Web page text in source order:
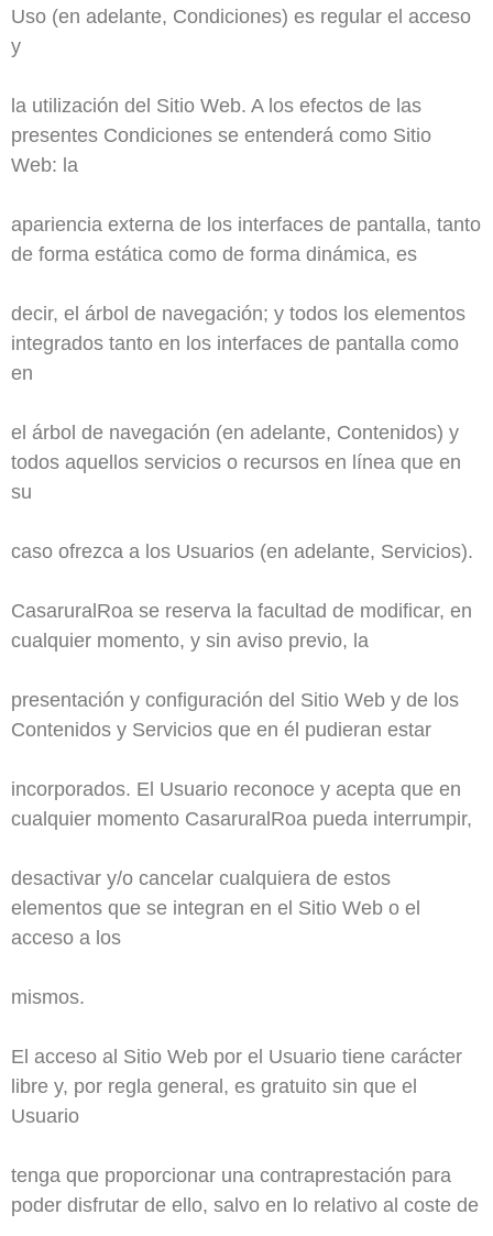
Uso (en adelante, Condiciones) es regular el acceso
y
la utilización del Sitio Web. A los efectos de las
presentes Condiciones se entenderá como Sitio
Web: la
apariencia externa de los interfaces de pantalla, tanto
de forma estática como de forma dinámica, es
decir, el árbol de navegación; y todos los elementos
integrados tanto en los interfaces de pantalla como
en
el árbol de navegación (en adelante, Contenidos) y
todos aquellos servicios o recursos en línea que en
su
caso ofrezca a los Usuarios (en adelante, Servicios).
CasaruralRoa se reserva la facultad de modificar, en
cualquier momento, y sin aviso previo, la
presentación y configuración del Sitio Web y de los
Contenidos y Servicios que en él pudieran estar
incorporados. El Usuario reconoce y acepta que en
cualquier momento CasaruralRoa pueda interrumpir,
desactivar y/o cancelar cualquiera de estos
elementos que se integran en el Sitio Web o el
acceso a los
mismos.
El acceso al Sitio Web por el Usuario tiene carácter
libre y, por regla general, es gratuito sin que el
Usuario
tenga que proporcionar una contraprestación para
poder disfrutar de ello, salvo en lo relativo al coste de